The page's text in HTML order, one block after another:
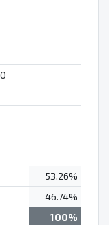
53.26%
46.74%
100%